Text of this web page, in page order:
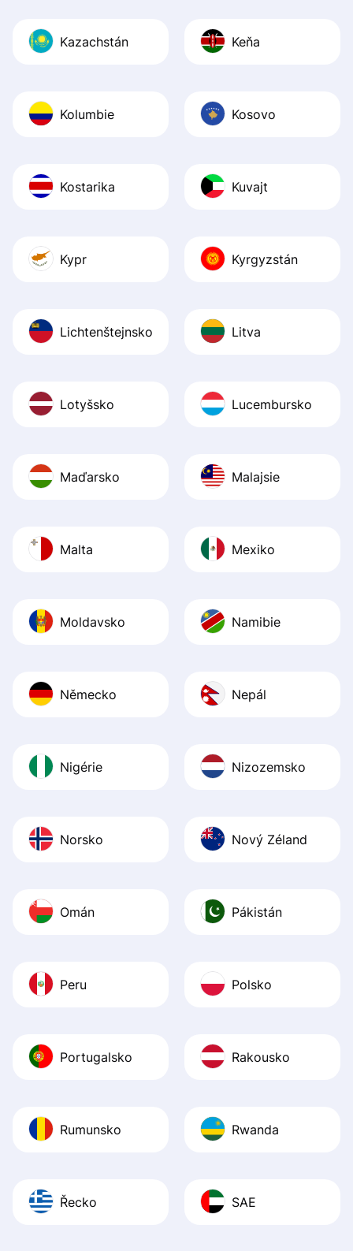
Kazachstán Keňa
Kolumbie Kosovo
Kostarika Kuvajt
Kypr Kyrgyzstán
Lichtenštejnsko Litva
Lotyšsko Lucembursko
Maďarsko Malajsie
Malta Mexiko
Moldavsko Namibie
Německo Nepál
Nigérie Nizozemsko
Norsko Nový Zéland
Omán Pákistán
Peru Polsko
Portugalsko Rakousko
Rumunsko Rwanda
Řecko SAE